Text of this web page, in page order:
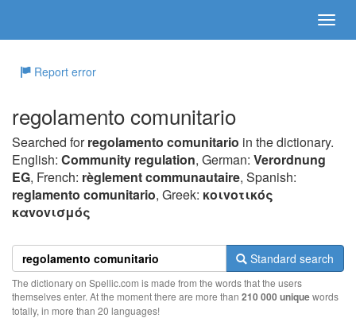
Report error
regolamento comunitario
Searched forregolamento comunitario in the dictionary.
English: Community regulation, German: Verordnung
EG, French: règlement communautaire, Spanish:
reglamento comunitario, Greek: κoιvoτικός
καvovισμός
Standard search
The dictionary on Spellic.com is made from the words that the users
themselves enter. At the moment there are more than 210 000 uniquewords
totally, in more than 20 languages!